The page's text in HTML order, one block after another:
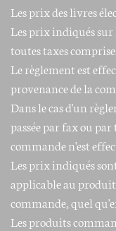
Les prix des livres
Les prix indiqués
toutes taxes
Le règlement est
provenance de la
Dans le cas d'un
passée par fax ou
commande n'est
Les prix indiqués
applicable au produit
commande, quel
Les produits